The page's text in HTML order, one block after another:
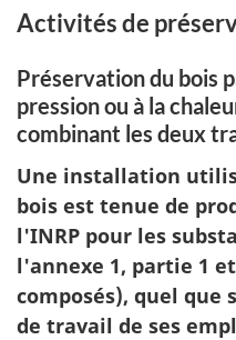
Activités de
Préservation du bois
pression ou à la
combinant les deux
Une installation
bois est tenue de
l'INRP pour les
l'annexe 1, partie 1
composés), quel
de travail de ses